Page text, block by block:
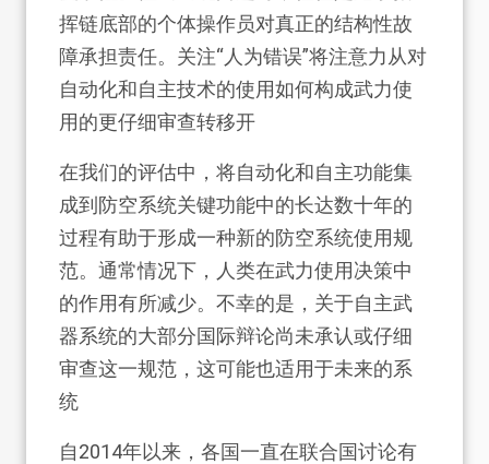
挥链底部的个体操作员对真正的结构性故
障承担责任。关注“人为错误”将注意力从对
自动化和自主技术的使用如何构成武力使
用的更仔细审查转移开
在我们的评估中，将自动化和自主功能集
成到防空系统关键功能中的长达数十年的
过程有助于形成一种新的防空系统使用规
范。通常情况下，人类在武力使用决策中
的作用有所减少。不幸的是，关于自主武
器系统的大部分国际辩论尚未承认或仔细
审查这一规范，这可能也适用于未来的系
统
自2014年以来，各国一直在联合国讨论有